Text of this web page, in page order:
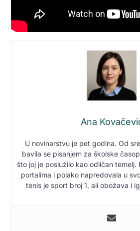
Ana
U novinarstvu je pet godina. Od
bavila se pisanjem za školske
što joj je poslužilo kao odličan temelj.
portalima i polako napredovala u
tenis je sport broj 1, ali obožava i